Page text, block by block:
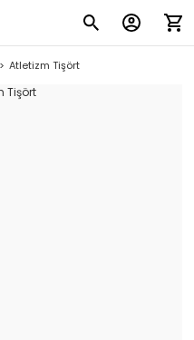
Atletizm Tişört